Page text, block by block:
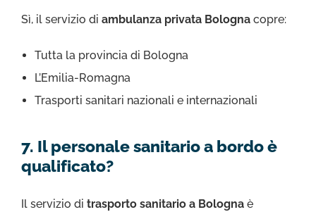
Sì, il servizio di ambulanza privata Bologna copre:
Tutta la provincia di Bologna
L’Emilia-Romagna
Trasporti sanitari nazionali e internazionali
7. Il personale sanitario a bordo è
qualificato?
Il servizio di trasporto sanitario a Bologna è